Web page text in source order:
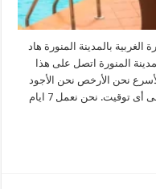
بالمدينة المنورة هاد
المنورة اتصل على هذا
الأفضل نحن الأسرع نحن الأرخص نحن الأجود
نصلك فى اقصى سرعة ممكنة، أينما كنت، وفى أى توقيت. نحن نعمل 7 ايام